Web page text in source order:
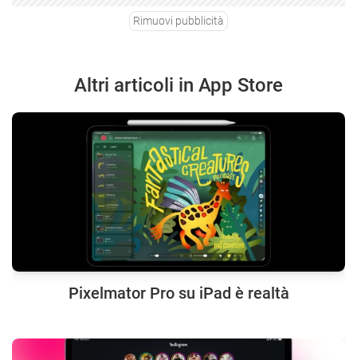
Rimuovi pubblicità
Altri articoli in App Store
Pixelmator Pro su iPad è realtà